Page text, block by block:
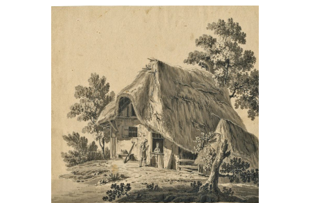
Bauernhaus mit Strohdach
Bleistift